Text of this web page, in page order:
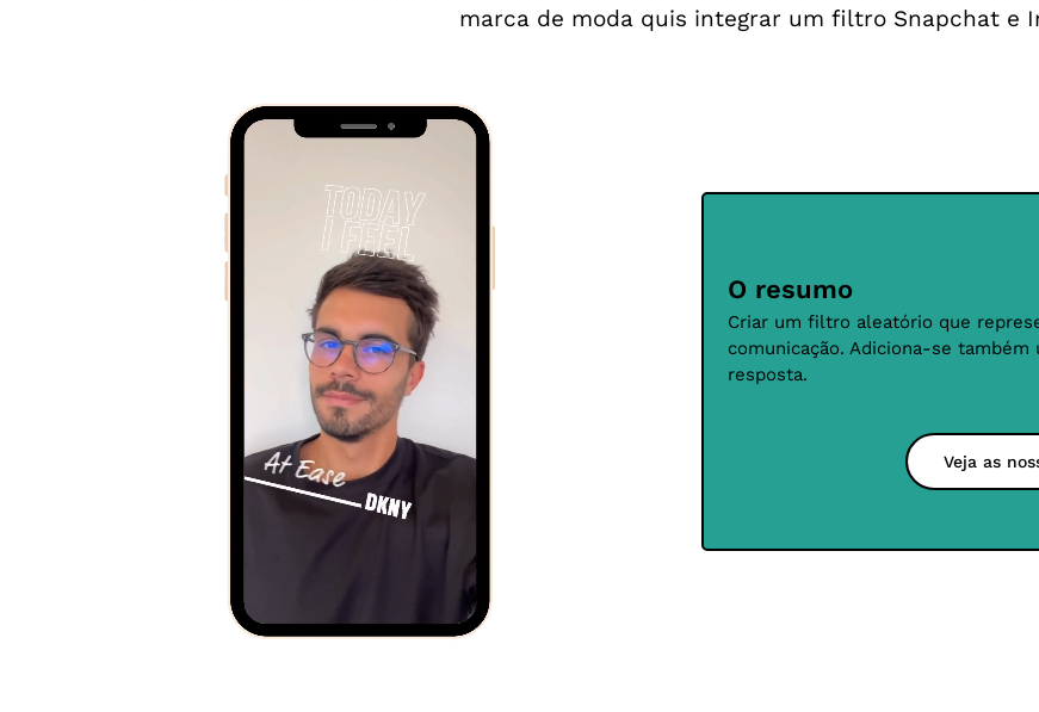
marca de moda quis integrar um filtro Snapchat e
O resumo
Criar um filtro aleatório que
comunicação. Adiciona-se também
resposta.
Veja as